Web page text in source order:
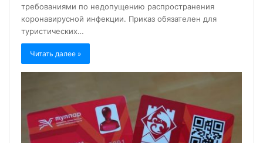
требованиями по недопущению распространения
коронавирусной инфекции. Приказ обязателен для
туристических…
Читать далее »